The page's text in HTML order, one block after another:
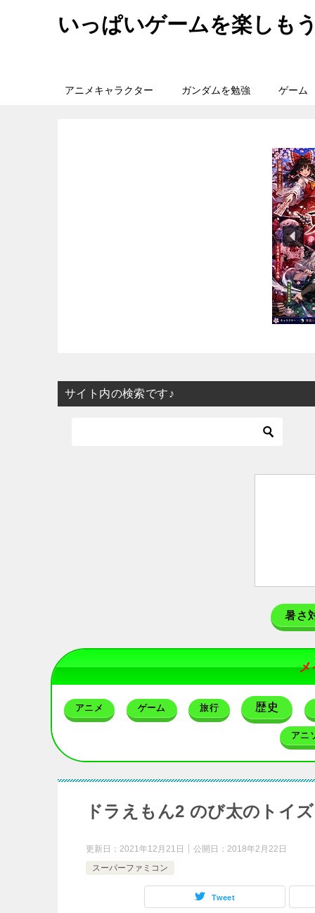
いっぱいゲームを楽しも
アニメキャラクター ガンダムを勉強 ゲーム
旅
サイト内の検索です♪
暑さ
メ
アニメ ゲーム 旅行 歴史
アニ
ドラえもん2 のび太のトイ
更新日： 2021年12月21日 公開日： 2018年2月22日
スーパーファミコン
Tweet